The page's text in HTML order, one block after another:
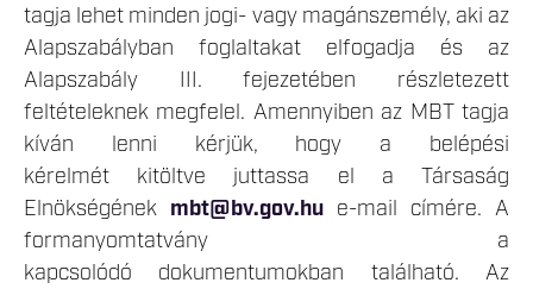
tagja lehet minden jogi- vagy magánszemély, aki az
Alapszabályban foglaltakat elfogadja és az
Alapszabály III. fejezetében részletezett
feltételeknek megfelel. Amennyiben az MBT tagja
kíván lenni kérjük, hogy a belépési
kérelmét kitöltve juttassa el a Társaság
Elnökségének mbt@bv.gov.hu e-mail címére. A
formanyomtatvány a
kapcsolódó dokumentumokban található. Az